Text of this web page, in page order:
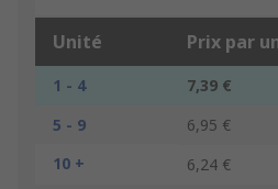
Unité Prix par
1 - 4
7,39 €
5 - 9
6,95 €
10 +
6,24 €